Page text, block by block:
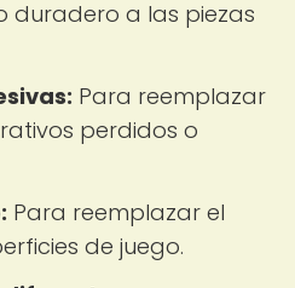
a las piezas
Para reemplazar
perdidos o
Para reemplazar el
de juego.